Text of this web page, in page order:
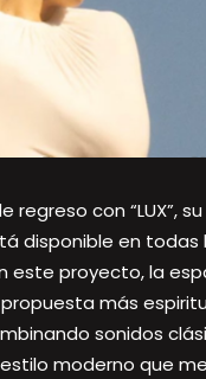
regreso con “LUX”,
disponible en todas
este proyecto, la
más
sonidos
moderno que